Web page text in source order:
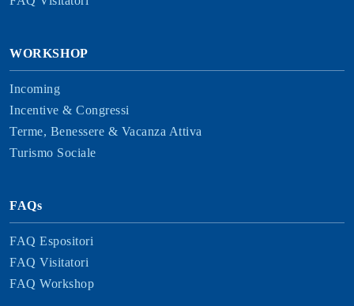
WORKSHOP
Incoming
Incentive & Congressi
Terme, Benessere & Vacanza Attiva
Turismo Sociale
FAQs
FAQ Espositori
FAQ Visitatori
FAQ Workshop